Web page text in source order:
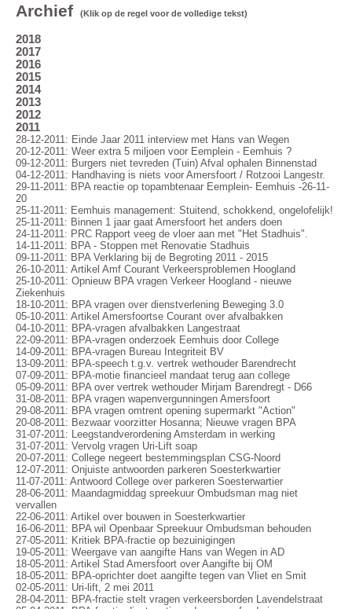
Archief (Klik op de regel voor de volledige tekst)
2018
2017
2016
2015
2014
2013
2012
2011
28-12-2011: Einde Jaar 2011 interview met Hans van Wegen
20-12-2011: Weer extra 5 miljoen voor Eemplein - Eemhuis ?
09-12-2011: Burgers niet tevreden (Tuin) Afval ophalen Binnenstad
04-12-2011: Handhaving is niets voor Amersfoort / Rotzooi Langestr.
29-11-2011: BPA reactie op topambtenaar Eemplein- Eemhuis -26-11-
20
25-11-2011: Eemhuis management: Stuitend, schokkend, ongelofelijk!
25-11-2011: Binnen 1 jaar gaat Amersfoort het anders doen
24-11-2011: PRC Rapport veeg de vloer aan met "Het Stadhuis".
14-11-2011: BPA - Stoppen met Renovatie Stadhuis
09-11-2011: BPA Verklaring bij de Begroting 2011 - 2015
26-10-2011: Artikel Amf Courant Verkeersproblemen Hoogland
25-10-2011: Opnieuw BPA vragen Verkeer Hoogland - nieuwe
Ziekenhuis
18-10-2011: BPA vragen over dienstverlening Beweging 3.0
05-10-2011: Artikel Amersfoortse Courant over afvalbakken
04-10-2011: BPA-vragen afvalbakken Langestraat
22-09-2011: BPA-vragen onderzoek Eemhuis door College
14-09-2011: BPA-vragen Bureau Integriteit BV
13-09-2011: BPA-speech t.g.v. vertrek wethouder Barendrecht
07-09-2011: BPA-motie financieel mandaat terug aan college
05-09-2011: BPA over vertrek wethouder Mirjam Barendregt - D66
31-08-2011: BPA vragen wapenvergunningen Amersfoort
29-08-2011: BPA vragen omtrent opening supermarkt "Action"
20-08-2011: Bezwaar voorzitter Hosanna; Nieuwe vragen BPA
31-07-2011: Leegstandverordening Amsterdam in werking
31-07-2011: Vervolg vragen Uri-Lift soap
20-07-2011: College negeert bestemmingsplan CSG-Noord
12-07-2011: Onjuiste antwoorden parkeren Soesterkwartier
11-07-2011: Antwoord College over parkeren Soesterwartier
28-06-2011: Maandagmiddag spreekuur Ombudsman mag niet
vervallen
22-06-2011: Artikel over bouwen in Soesterkwartier
16-06-2011: BPA wil Openbaar Spreekuur Ombudsman behouden
27-05-2011: Kritiek BPA-fractie op bezuinigingen
19-05-2011: Weergave van aangifte Hans van Wegen in AD
18-05-2011: Artikel Stad Amersfoort over Aangifte bij OM
18-05-2011: BPA-oprichter doet aangifte tegen van Vliet en Smit
02-05-2011: Uri-lift, 2 mei 2011
28-04-2011: BPA-fractie stelt vragen verkeersborden Lavendelstraat